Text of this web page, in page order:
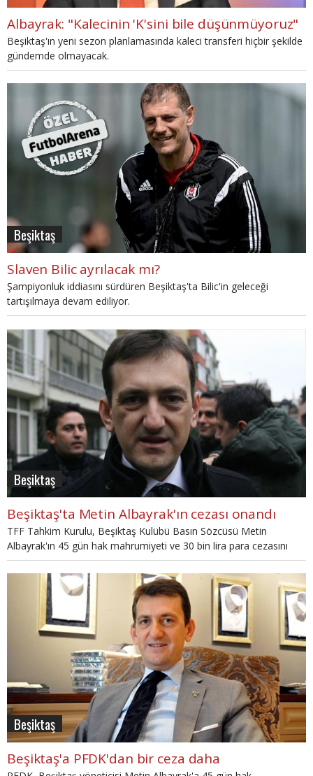
Albayrak: "Kalecinin 'K'sini bile düşünmüyoruz"
Beşiktaş'ın yeni sezon planlamasında kaleci transferi hiçbir şekilde
gündemde olmayacak.
Beşiktaş
Slaven Bilic ayrılacak mı?
Şampiyonluk iddiasını sürdüren Beşiktaş'ta Bilic'in geleceği
tartışılmaya devam ediliyor.
Beşiktaş
Beşiktaş'ta Metin Albayrak'ın cezası onandı
TFF Tahkim Kurulu, Beşiktaş Kulübü Basın Sözcüsü Metin
Albayrak'ın 45 gün hak mahrumiyeti ve 30 bin lira para cezasını
onadı.
Beşiktaş
Beşiktaş'a PFDK'dan bir ceza daha